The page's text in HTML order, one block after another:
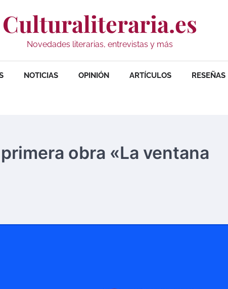
Culturaliteraria.es
Novedades literarias, entrevistas y más
NOTICIAS OPINIÓN ARTÍCULOS RESEÑAS
obra «La ventana